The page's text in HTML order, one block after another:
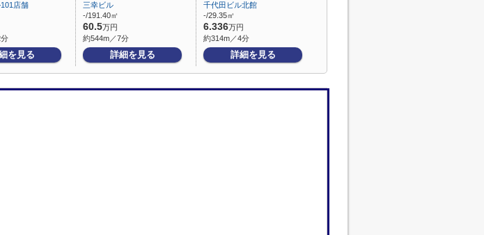
店舗
を見る
三幸ビル
-/191.40㎡
60.5万円
約544m／7分
詳細を見る
千代田ビル北館
-/29.35㎡
6.336万円
約314m／4分
詳細を見る